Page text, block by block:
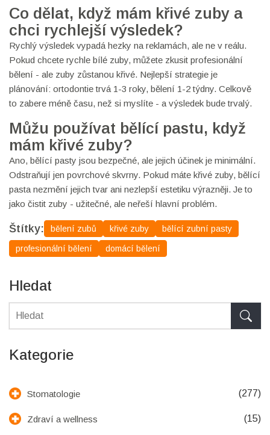
Co dělat, když mám křivé zuby a
chci rychlejší výsledek?
Rychlý výsledek vypadá hezky na reklamách, ale ne v reálu.
Pokud chcete rychle bílé zuby, můžete zkusit profesionální
bělení - ale zuby zůstanou křivé. Nejlepší strategie je
plánování: ortodontie trvá 1-3 roky, bělení 1-2 týdny. Celkově
to zabere méně času, než si myslíte - a výsledek bude trvalý.
Můžu používat bělící pastu, když
mám křivé zuby?
Ano, bělící pasty jsou bezpečné, ale jejich účinek je minimální.
Odstraňují jen povrchové skvrny. Pokud máte křivé zuby, bělící
pasta nezmění jejich tvar ani nezlepší estetiku výrazněji. Je to
jako čistit zuby - užitečné, ale neřeší hlavní problém.
Štítky: bělení zubů křivé zuby bělící zubní pasty
profesionální bělení domácí bělení
Hledat
Kategorie
Stomatologie (277)
Zdraví a wellness (15)